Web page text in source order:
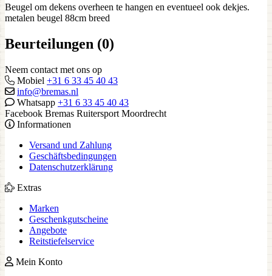
Beugel om dekens overheen te hangen en eventueel ook dekjes.
metalen beugel 88cm breed
Beurteilungen (0)
Neem contact met ons op
Mobiel +31 6 33 45 40 43
info@bremas.nl
Whatsapp +31 6 33 45 40 43
Facebook Bremas Ruitersport Moordrecht
Informationen
Versand und Zahlung
Geschäftsbedingungen
Datenschutzerklärung
Extras
Marken
Geschenkgutscheine
Angebote
Reitstiefelservice
Mein Konto